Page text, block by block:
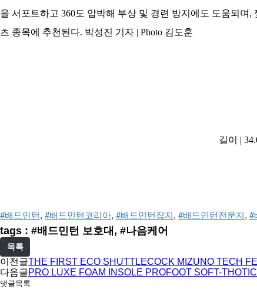
을 서포트하고 360도 압박해 부상 및 경련 방지에도 도움되
츠 종목에 추천된다. 박성진 기자 | Photo 김도훈
길이 |
#배드민턴, #배드민턴코리아, #배드민턴잡지, #배드민턴전문지, #
tags : #배드민턴 보호대, #나음케어
목록
이전글THE FIRST ECO SHUTTLECOCK MIZUNO TECH
다음글PRO LUXE FOAM INSOLE PROFOOT SOFT-THOTIC
댓글목록